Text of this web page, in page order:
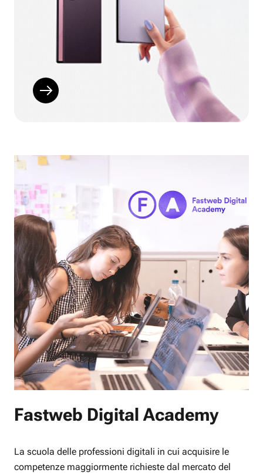
Fastweb Digital Academy
La scuola delle professioni digitali in cui acquisire le
competenze maggiormente richieste dal mercato del